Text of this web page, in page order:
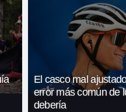
El casco mal
error más común de
debería